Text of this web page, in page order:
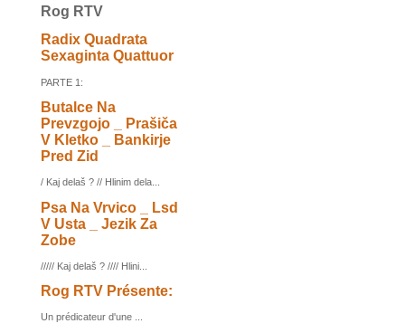
Rog RTV
Radix Quadrata
Sexaginta Quattuor
PARTE 1:
Butalce Na
Prevzgojo _ Prašiča
V Kletko _ Bankirje
Pred Zid
/ Kaj delaš ? // Hlinim dela...
Psa Na Vrvico _ Lsd
V Usta _ Jezik Za
Zobe
///// Kaj delaš ? //// Hlini...
Rog RTV Présente:
Un prédicateur d'une ...